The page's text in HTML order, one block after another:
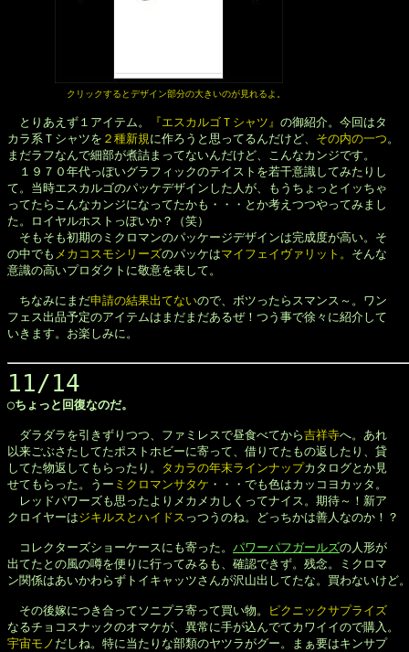
クリックするとデザイン部分の大きいのが見れるよ。
とりあえず１アイテム。 『エスカルゴＴシャツ』 の御紹介。今回はタ
カラ系Ｔシャツを ２種新規に作ろうと思ってるんだけど、 その内の一つ。
まだラフなんで細部が煮詰まってないんだけど、こんなカンジです。
１９７０年代っぽいグラフィックのテイストを若干意識してみたりし
て。当時エスカルゴのパッケデザインした人が、もうちょっとイッちゃ
ってたらこんなカンジになってたかも・・・とか考えつつやってみまし
た。ロイヤルホストっぽいか？（笑）
そもそも初期のミクロマンのパッケージデザインは完成度が高い。そ
の中でも メカコスモシリーズのパッケはマイフェイヴァリット。 そんな
意識の高いプロダクトに敬意を表して。
ちなみにまだ申請の結果出てないので、ボツったらスマンス～。ワン
フェス出品予定のアイテムはまだまだあるぜ！つう事で徐々に紹介して
いきます。お楽しみに。
11/14
◯ちょっと回復なのだ。
ダラダラを引きずりつつ、ファミレスで昼食べてから吉祥寺へ。あれ
以来ごぶさたしてたポストホビーに寄って、借りてたもの返したり、貸
してた物返してもらったり。 タカラの年末ラインナップカタログとか見
せてもらった。うー ミクロマンサタケ ・・・でも色はカッコヨカッタ。
レッドパワーズも思ったよりメカメカしくってナイス。期待～！新ア
クロイヤーはジキルスとハイドス っつうのね。どっちかは善人なのか！？
コレクターズショーケースにも寄った。 パワーパフガールズの人形が
出てたとの風の噂を便りに行ってみるも、確認できず。残念。ミクロマ
ン関係はあいかわらずトイキャッツさんが沢山出してたな。買わないけど
その後嫁につき合ってソニプラ寄って買い物。
ピクニックサプライズ
なるチョコスナックのオマケが、異常に手が込んでてカワイイので購入。
宇宙モノ だしね。特に当たりな部類のヤツラがグー。まぁ要はキンサプ